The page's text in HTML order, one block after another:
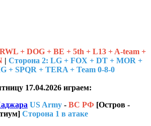
+ DOG + BE + 5th + L13 + A-team +
| Сторона 2: LG + FOX + DT + MOR +
+ SPQR + TERA + Team 0-8-0
17.04.2026 играем:
US Army - ВС РФ [Остров -
Сторона 1 в атаке